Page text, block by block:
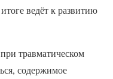
ведёт к развитию
травматическом
содержимое